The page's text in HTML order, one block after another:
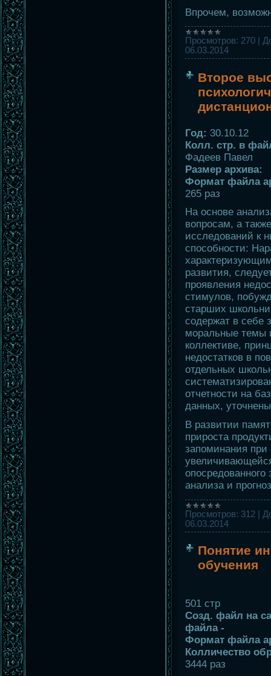
Впрочем,
Просмотров: 270
06.03.2014
Второе
Год: 30.10.12
Колл. стр. в
Фадеев Павел
Размер архива:
Формат файла
265 раз
На основе
вопросам, а
исследований к
способности:
развития,
проявления
стимулов,
старших
содержат в себе
моральные темы
коллективе,
недостатков в
отдельных
отчетности на
данных,
В развитии
прироста
запоминания при
анализа и
Просмотров: 312
06.03.2014
Понятие
обучения
501 стр
Созд. файл на
файла -
Формат файла
Колличество
3444 раз